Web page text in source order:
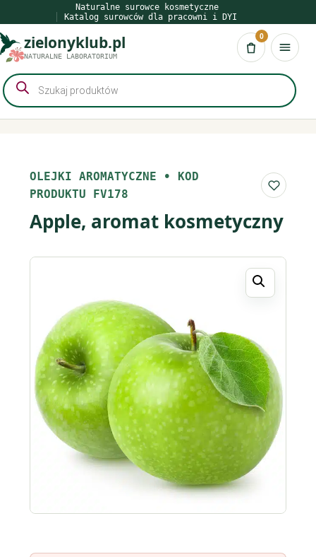
do
treści
Naturalne surowce kosmetyczne
Katalog surowców dla pracowni i DYI
zielonyklub.pl
NATURALNE LABORATORIUM Koszyk
0
Wyszukiwarka
produktów
OLEJKI AROMATYCZNE • KOD
PRODUKTU FV178
Do
Apple, aromat kosmetyczny